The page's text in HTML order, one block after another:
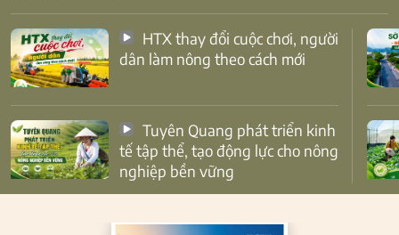
dân làm nông theo cách mới
tế tập thể, tạo động lực cho nông
nghiệp bền vững